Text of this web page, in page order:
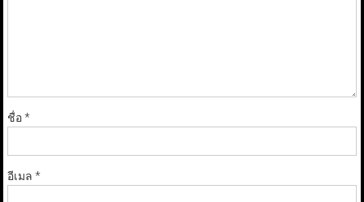
ชื่อ*
อีเมล *